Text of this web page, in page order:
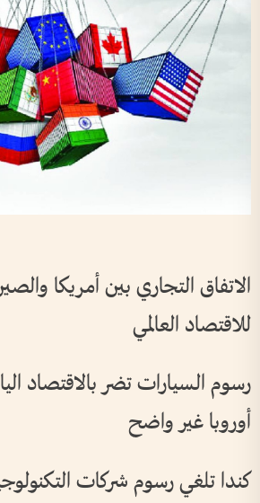
الاتفاق التجاري بين أمريكا
للاقتصاد العالمي
رسوم السيارات تضر بالاقتصاد
أوروبا غير واضح
كندا تلغي رسوم شركات